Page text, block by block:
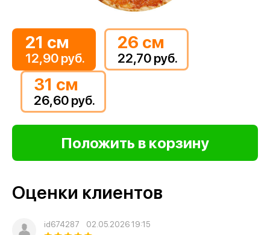
21 см
12,90 руб.
26 см
22,70 руб.
31 см
26,60 руб.
Оценки клиентов
id674287 02.05.2026 19:15